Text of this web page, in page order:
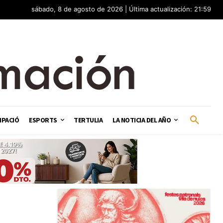
sábado, 8 de agosto de 2026 | Última actualización: 21:59
ESPORTS TERTULIA LA NOTICIA DEL AÑO